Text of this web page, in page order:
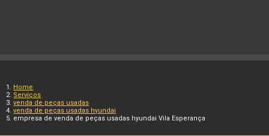
Home
Serviços
venda de peças usadas
venda de peças usadas hyundai
empresa de venda de peças usadas hyundai Vila Esperança